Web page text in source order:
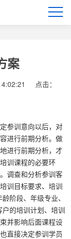
案
点击：
参训意向以后，对
进行前期分析。做
进行前期分析，才
训课程的必要环
调查和分析参训客
训目标要求、培训
阶段、年级专业、
的培训计划、培训
并影响后面课程设
直接决定参训学员